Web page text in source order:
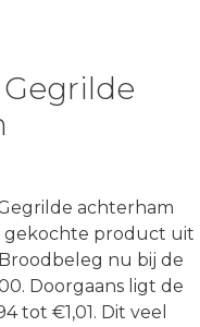
achterham
gekochte product uit
nu bij de
Doorgaans ligt de
tot €1,01. Dit veel